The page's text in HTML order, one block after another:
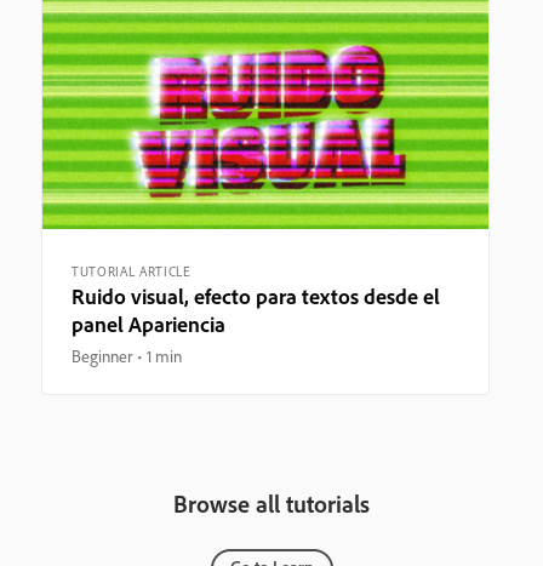
TUTORIAL ARTICLE
Ruido visual, efecto para textos desde el
panel Apariencia
Beginner 1 min
Browse all tutorials